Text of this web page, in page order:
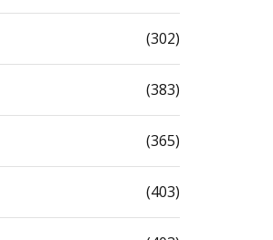
(302)
(383)
(365)
(403)